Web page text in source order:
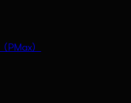
PMax）